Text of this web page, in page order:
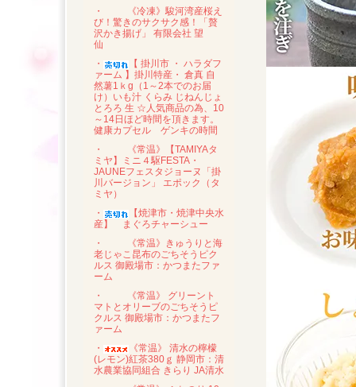
・
《冷凍》駿河湾産桜え
び！驚きのサクサク感！「贅
沢かき揚げ」 有限会社 望
仙
・
【 掛川市 ・ ハラダフ
ァーム 】掛川特産・ 倉真 自
然薯1ｋg（1～2本でのお届
け）いも汁 くらみ じねんじょ
とろろ 生 ☆人気商品の為、10
～14日ほど時間を頂きます。
健康カプセル ゲンキの時間
・
《常温》【TAMIYAタ
ミヤ】ミニ４駆FESTA・
JAUNEフェスタジョーヌ「掛
川バージョン」 エポック（タ
ミヤ）
・
【焼津市・焼津中央水
産】 まぐろチャーシュー
・
《常温》きゅうりと海
老じゃこ昆布のごちそうピク
ルス 御殿場市：かつまたファ
ーム
・
《常温》 グリーント
マトとオリーブのごちそうピ
クルス 御殿場市：かつまたフ
ァーム
・
《常温》 清水の檸檬
(レモン)紅茶380ｇ 静岡市：清
水農業協同組合 きらり JA清水